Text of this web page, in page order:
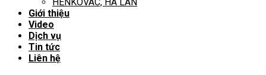
Giới thiệu
Video
Dịch vụ
Tin tức
Liên hệ